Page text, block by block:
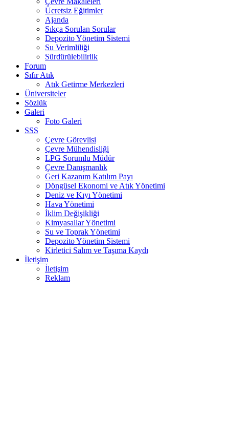
Ücretsiz Eğitimler
Ajanda
Sıkça Sorulan Sorular
Depozito Yönetim Sistemi
Su Verimliliği
Sürdürülebilirlik
Forum
Sıfır Atık
Atık Getirme Merkezleri
Üniversiteler
Sözlük
Galeri
Foto Galeri
SSS
Çevre Görevlisi
Çevre Mühendisliği
LPG Sorumlu Müdür
Çevre Danışmanlık
Geri Kazanım Katılım Payı
Döngüsel Ekonomi ve Atık Yönetimi
Deniz ve Kıyı Yönetimi
Hava Yönetimi
İklim Değişikliği
Kimyasallar Yönetimi
Su ve Toprak Yönetimi
Depozito Yönetim Sistemi
Kirletici Salım ve Taşıma Kaydı
İletişim
İletişim
Reklam